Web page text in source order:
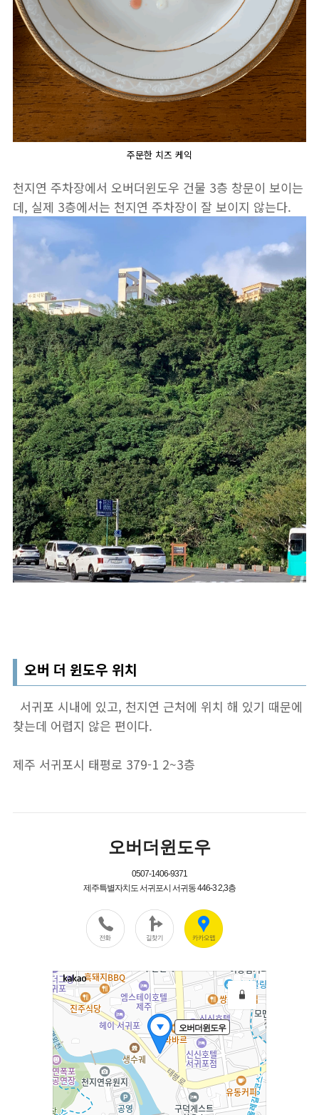
주문한 치즈 케익
천지연 주차장에서 오버더윈도우 건물 3층 창문이 보이는
데, 실제 3층에서는 천지연 주차장이 잘 보이지 않는다.
오버 더 윈도우 위치
서귀포 시내에 있고, 천지연 근처에 위치 해 있기 때문에
찾는데 어렵지 않은 편이다.
제주 서귀포시 태평로 379-1 2~3층